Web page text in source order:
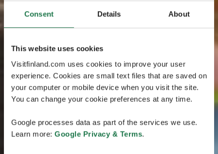
Consent Details About
This website uses cookies
Visitfinland.com uses cookies to improve your user
experience. Cookies are small text files that are saved on
your computer or mobile device when you visit the site.
You can change your cookie preferences at any time.
Google processes data as part of the services we use.
Learn more: Google Privacy & Terms.